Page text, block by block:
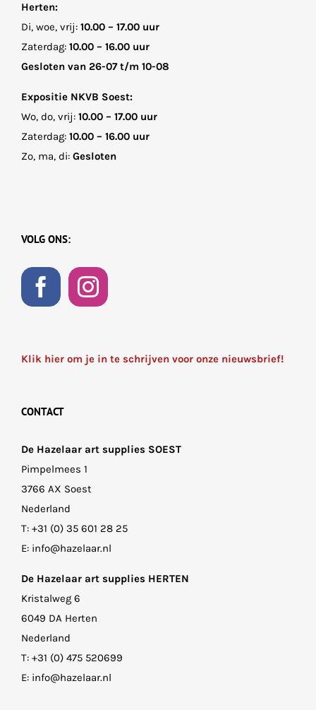
Herten:
Di, woe, vrij: 10.00 – 17.00 uur
Zaterdag: 10.00 – 16.00 uur
Gesloten van 26-07 t/m 10-08
Expositie NKVB Soest:
Wo, do, vrij: 10.00 – 17.00 uur
Zaterdag: 10.00 – 16.00 uur
Zo, ma, di: Gesloten
VOLG ONS:
Klik hier om je in te schrijven voor onze nieuwsbrief!
CONTACT
De Hazelaar art supplies SOEST
Pimpelmees 1
3766 AX Soest
Nederland
T: +31 (0) 35 601 28 25
E: info@hazelaar.nl
De Hazelaar art supplies HERTEN
Kristalweg 6
6049 DA Herten
Nederland
T: +31 (0) 475 520699
E: info@hazelaar.nl